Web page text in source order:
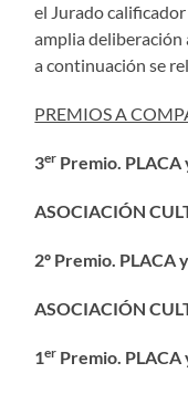
el Jurado
amplia deliberación
a continuación se
PREMIOS A
3er Premio. PLACA
ASOCIACIÓN
2º Premio. PLACA
ASOCIACIÓN
1er Premio. PLACA